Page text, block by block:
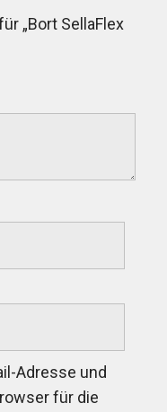
„Bort SellaFlex
Adresse und
für die